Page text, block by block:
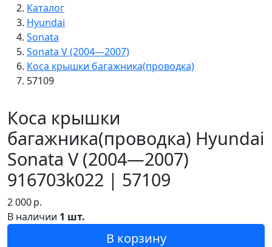
Каталог
Hyundai
Sonata
Sonata V (2004—2007)
Коса крышки багажника(проводка)
57109
Коса крышки
багажника(проводка) Hyundai
Sonata V (2004—2007)
916703k022 | 57109
2 000р.
В наличии 1 шт.
В корзину